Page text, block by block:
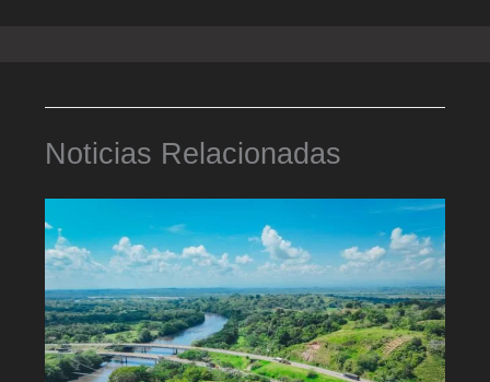
Noticias Relacionadas